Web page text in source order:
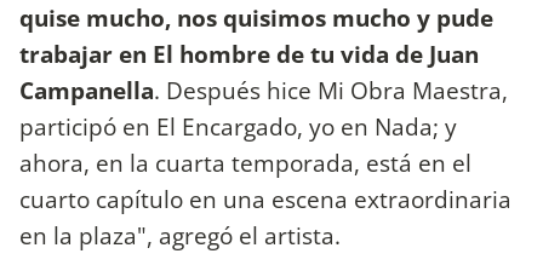
quise mucho, nos quisimos mucho y pude
trabajar en El hombre de tu vida de Juan
Campanella. Después hice Mi Obra Maestra,
participó en El Encargado, yo en Nada; y
ahora, en la cuarta temporada, está en el
cuarto capítulo en una escena extraordinaria
en la plaza", agregó el artista.